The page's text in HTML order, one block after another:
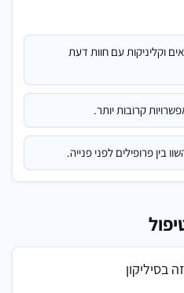
וקליניקות עם חוות דעת
קרובות יותר.
בין פרופילים לפני פנייה.
בסיליקון